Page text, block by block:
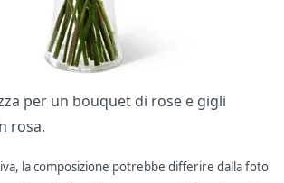
per un bouquet di rose e gigli
rosa.
la composizione potrebbe differire dalla foto